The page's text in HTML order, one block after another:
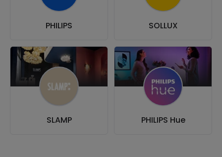
PHILIPS SOLLUX
SLAMP PHILIPS Hue